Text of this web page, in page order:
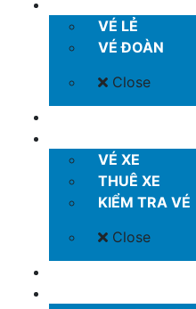
VÉ LẺ
VÉ ĐOÀN
Close
VÉ XE
THUÊ XE
KIỂM TRA VÉ
Close